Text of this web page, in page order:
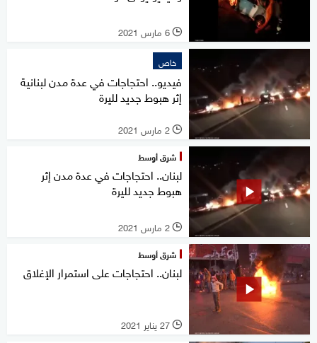
l 6 مارس 2021
خاص
فيديو.. احتجاجات في عدة مدن لبنانية
إثر هبوط جديد لليرة
l 2 مارس 2021
شرق أوسط
لبنان.. احتجاجات في عدة مدن إثر
هبوط جديد لليرة
l 2 مارس 2021
شرق أوسط
لبنان.. احتجاجات على استمرار الإغلاق
l 27 يناير 2021